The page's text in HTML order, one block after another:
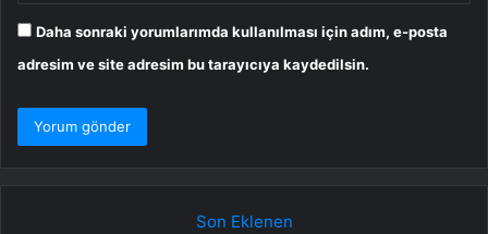
Daha sonraki yorumlarımda kullanılması için adım, e-posta
adresim ve site adresim bu tarayıcıya kaydedilsin.
Son Eklenen